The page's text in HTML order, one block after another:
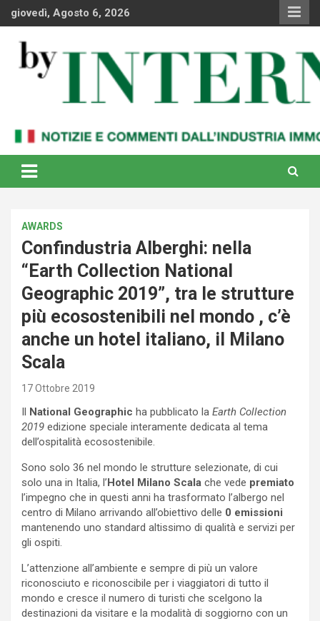
Skipgiovedì, Agosto 6, 2026
By Internews
internazionale
AWARDS
Confindustria Alberghi: nella
“Earth Collection National
Geographic 2019”, tra le strutture
più ecosostenibili nel mondo , c’è
anche un hotel italiano, il Milano
Scala
17 Ottobre 2019
Il National Geographic ha pubblicato la Earth Collection
2019 edizione speciale interamente dedicata al tema
dell’ospitalità ecosostenibile.
Sono solo 36 nel mondo le strutture selezionate, di cui
solo una in Italia, l’Hotel Milano Scala che vede premiato
l’impegno che in questi anni ha trasformato l’albergo nel
centro di Milano arrivando all’obiettivo delle 0 emissioni
mantenendo uno standard altissimo di qualità e servizi per
gli ospiti.
L’attenzione all’ambiente e sempre di più un valore
riconosciuto e riconoscibile per i viaggiatori di tutto il
mondo e cresce il numero di turisti che scelgono la
destinazioni da visitare e la modalità di soggiorno con un